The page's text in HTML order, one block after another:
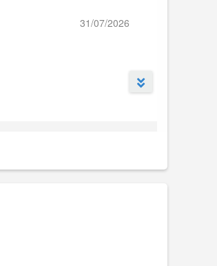
31/07/2026
rãi và thoải mái.